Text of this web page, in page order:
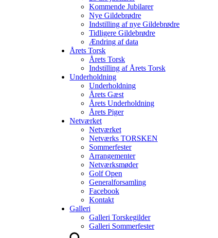
Kommende Jubilarer
Nye Gildebrødre
Indstilling af nye Gildebrødre
Tidligere Gildebrødre
Ændring af data
Årets Torsk
Årets Torsk
Indstilling af Årets Torsk
Underholdning
Underholdning
Årets Gæst
Årets Underholdning
Årets Piger
Netværket
Netværket
Netværks TORSKEN
Sommerfester
Arrangementer
Netværksmøder
Golf Open
Generalforsamling
Facebook
Kontakt
Galleri
Galleri Torskegilder
Galleri Sommerfester